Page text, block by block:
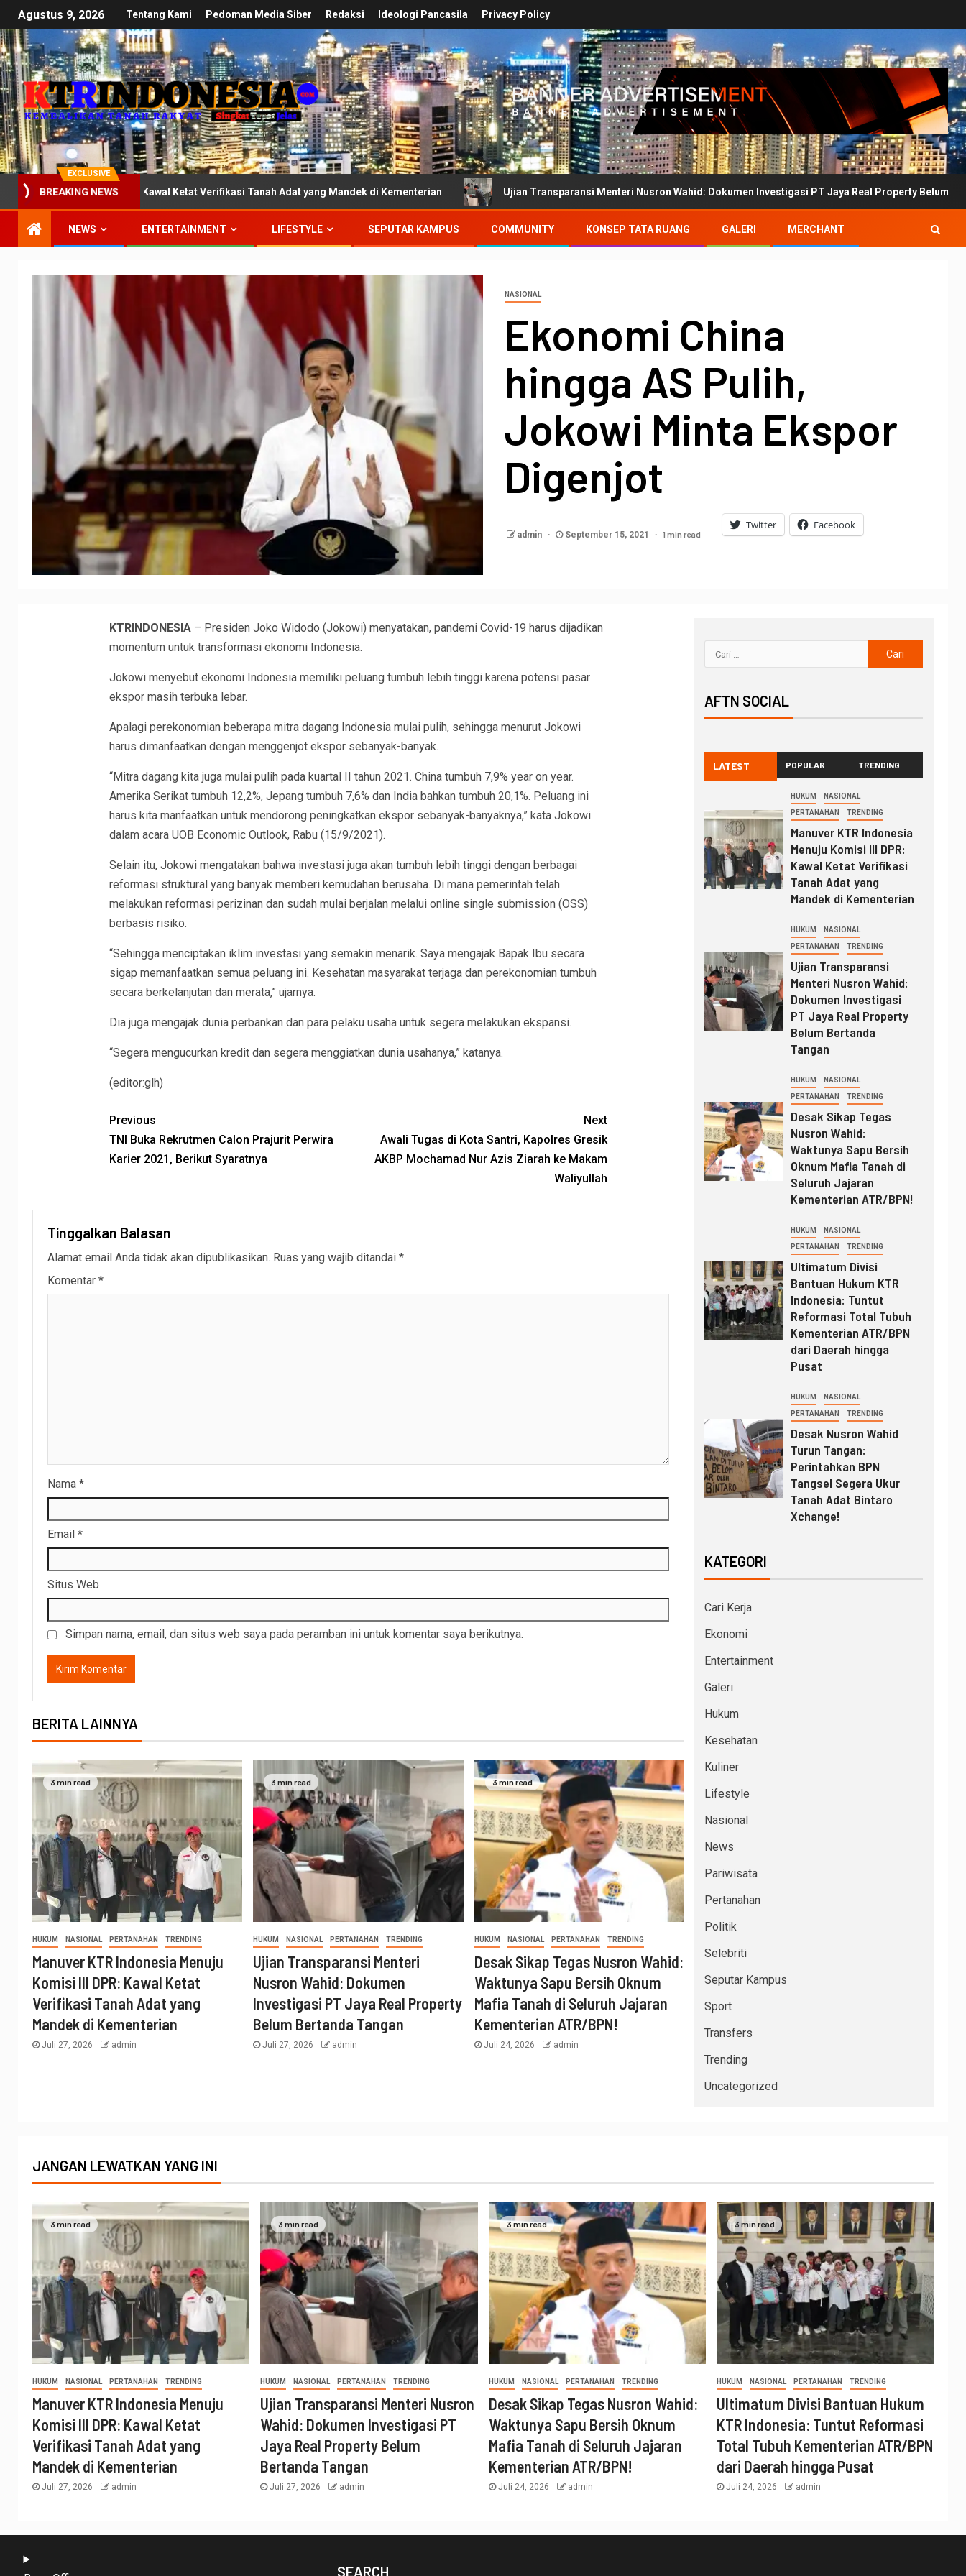
Agustus 9, 2026 Tentang Kami Pedoman Media Siber Redaksi Ideologi Pancasila Privacy Policy
EXCLUSIVE
BREAKING NEWS
III DPR: Kawal Ketat Verifikasi Tanah Adat yang Mandek di Kementerian Ujian Transparansi Menteri Nusron Wahid: Dokumen Investigasi PT Jaya Real Property Belum Bertanda Tangan
NEWS ENTERTAINMENT LIFESTYLE SEPUTAR KAMPUS COMMUNITY KONSEP TATA RUANG GALERI MERCHANT
NASIONAL
Ekonomi China
hingga AS Pulih,
Jokowi Minta Ekspor
Digenjot
admin September 15, 2021 1 min read
Twitter Facebook
KTRINDONESIA– Presiden Joko Widodo (Jokowi) menyatakan, pandemi Covid-19 harus dijadikan
momentum untuk transformasi ekonomi Indonesia.
Jokowi menyebut ekonomi Indonesia memiliki peluang tumbuh lebih tinggi karena potensi pasar
ekspor masih terbuka lebar.
Apalagi perekonomian beberapa mitra dagang Indonesia mulai pulih, sehingga menurut Jokowi
harus dimanfaatkan dengan menggenjot ekspor sebanyak-banyak.
“Mitra dagang kita juga mulai pulih pada kuartal II tahun 2021. China tumbuh 7,9% year on year.
Amerika Serikat tumbuh 12,2%, Jepang tumbuh 7,6% dan India bahkan tumbuh 20,1%. Peluang ini
harus kita manfaatkan untuk mendorong peningkatkan ekspor sebanyak-banyaknya,” kata Jokowi
dalam acara UOB Economic Outlook, Rabu (15/9/2021).
Selain itu, Jokowi mengatakan bahwa investasi juga akan tumbuh lebih tinggi dengan berbagai
reformasi struktural yang banyak memberi kemudahan berusaha. Di mana pemerintah telah
melakukan reformasi perizinan dan sudah mulai berjalan melalui online single submission (OSS)
berbasis risiko.
“Sehingga menciptakan iklim investasi yang semakin menarik. Saya mengajak Bapak Ibu secara
sigap memanfaatkan semua peluang ini. Kesehatan masyarakat terjaga dan perekonomian tumbuh
secara berkelanjutan dan merata,” ujarnya.
Dia juga mengajak dunia perbankan dan para pelaku usaha untuk segera melakukan ekspansi.
“Segera mengucurkan kredit dan segera menggiatkan dunia usahanya,” katanya.
(editor:glh)
Previous
TNI Buka Rekrutmen Calon Prajurit Perwira
Karier 2021, Berikut Syaratnya
Next
Awali Tugas di Kota Santri, Kapolres Gresik
AKBP Mochamad Nur Azis Ziarah ke Makam
Waliyullah
Tinggalkan Balasan
Alamat email Anda tidak akan dipublikasikan. Ruas yang wajib ditandai *
Komentar *
Nama *
Email *
Situs Web
Simpan nama, email, dan situs web saya pada peramban ini untuk komentar saya berikutnya.
BERITA LAINNYA
3 min read
HUKUM NASIONAL PERTANAHAN TRENDING
Manuver KTR Indonesia Menuju
Komisi III DPR: Kawal Ketat
Verifikasi Tanah Adat yang
Mandek di Kementerian
Juli 27, 2026 admin
3 min read
HUKUM NASIONAL PERTANAHAN TRENDING
Ujian Transparansi Menteri
Nusron Wahid: Dokumen
Investigasi PT Jaya Real Property
Belum Bertanda Tangan
Juli 27, 2026 admin
3 min read
HUKUM NASIONAL PERTANAHAN TRENDING
Desak Sikap Tegas Nusron Wahid:
Waktunya Sapu Bersih Oknum
Mafia Tanah di Seluruh Jajaran
Kementerian ATR/BPN!
Juli 24, 2026 admin
AFTN SOCIAL
LATEST POPULAR TRENDING
HUKUM NASIONAL
PERTANAHAN TRENDING
Manuver KTR Indonesia
Menuju Komisi III DPR:
Kawal Ketat Verifikasi
Tanah Adat yang
Mandek di Kementerian
HUKUM NASIONAL
PERTANAHAN TRENDING
Ujian Transparansi
Menteri Nusron Wahid:
Dokumen Investigasi
PT Jaya Real Property
Belum Bertanda
Tangan
HUKUM NASIONAL
PERTANAHAN TRENDING
Desak Sikap Tegas
Nusron Wahid:
Waktunya Sapu Bersih
Oknum Mafia Tanah di
Seluruh Jajaran
Kementerian ATR/BPN!
HUKUM NASIONAL
PERTANAHAN TRENDING
Ultimatum Divisi
Bantuan Hukum KTR
Indonesia: Tuntut
Reformasi Total Tubuh
Kementerian ATR/BPN
dari Daerah hingga
Pusat
HUKUM NASIONAL
PERTANAHAN TRENDING
Desak Nusron Wahid
Turun Tangan:
Perintahkan BPN
Tangsel Segera Ukur
Tanah Adat Bintaro
Xchange!
KATEGORI
Cari Kerja
Ekonomi
Entertainment
Galeri
Hukum
Kesehatan
Kuliner
Lifestyle
Nasional
News
Pariwisata
Pertanahan
Politik
Selebriti
Seputar Kampus
Sport
Transfers
Trending
Uncategorized
JANGAN LEWATKAN YANG INI
3 min read
HUKUM NASIONAL PERTANAHAN TRENDING
Manuver KTR Indonesia Menuju
Komisi III DPR: Kawal Ketat
Verifikasi Tanah Adat yang
Mandek di Kementerian
Juli 27, 2026 admin
3 min read
HUKUM NASIONAL PERTANAHAN TRENDING
Ujian Transparansi Menteri Nusron
Wahid: Dokumen Investigasi PT
Jaya Real Property Belum
Bertanda Tangan
Juli 27, 2026 admin
3 min read
HUKUM NASIONAL PERTANAHAN TRENDING
Desak Sikap Tegas Nusron Wahid:
Waktunya Sapu Bersih Oknum
Mafia Tanah di Seluruh Jajaran
Kementerian ATR/BPN!
Juli 24, 2026 admin
3 min read
HUKUM NASIONAL PERTANAHAN TRENDING
Ultimatum Divisi Bantuan Hukum
KTR Indonesia: Tuntut Reformasi
Total Tubuh Kementerian ATR/BPN
dari Daerah hingga Pusat
Juli 24, 2026 admin
SEARCH